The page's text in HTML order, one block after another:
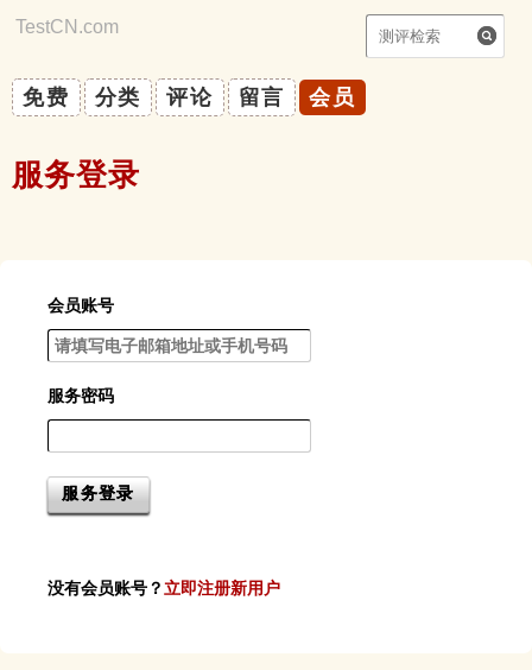
TestCN.com
免费 分类 评论 留言 会员
服务登录
会员账号
服务密码
没有会员账号？立即注册新用户